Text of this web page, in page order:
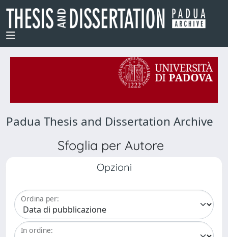
Padua Thesis and Dissertation Archive
Sfoglia per Autore
Opzioni
Ordina per:
In ordine: